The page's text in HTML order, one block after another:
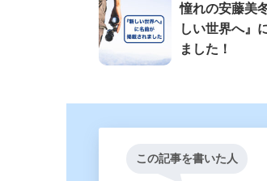
憧れの安藤美
しい世界へ』
ました！
この記事を書いた人